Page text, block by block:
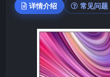
详情介绍 常见问题